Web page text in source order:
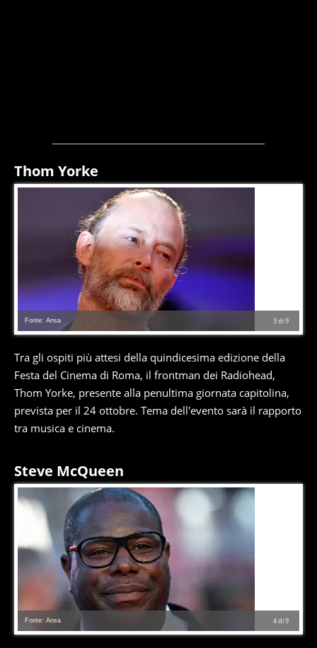
Thom Yorke
3di9
Fonte: Ansa
Tra gli ospiti più attesi della quindicesima edizione della
Festa del Cinema di Roma, il frontman dei Radiohead,
Thom Yorke, presente alla penultima giornata capitolina,
prevista per il 24 ottobre. Tema dell'evento sarà il rapporto
tra musica e cinema.
Steve McQueen
4di9
Fonte: Ansa